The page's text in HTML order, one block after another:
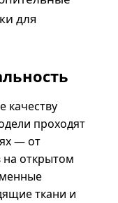
для
качеству
проходят
— от
на открытом
ткани и